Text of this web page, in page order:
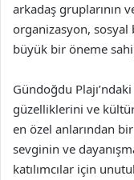
arkadaş gruplarının
organizasyon, sosyal
büyük bir öneme
Gündoğdu
güzelliklerini ve
en özel anlarından
sevginin ve
katılımcılar için